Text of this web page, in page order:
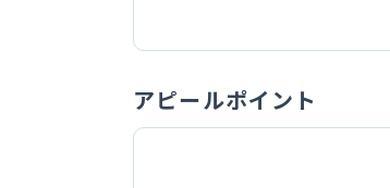
アピールポイント